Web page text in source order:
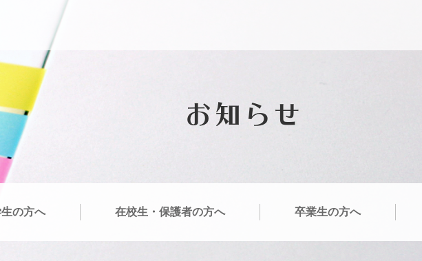
お知らせ
の方へ 在校生・保護者の方へ 卒業生の方へ